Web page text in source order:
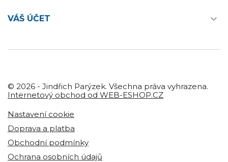
VÁŠ ÚČET 
© 2026 - Jindřich Parýzek. Všechna práva vyhrazena.
Internetový obchod od WEB-ESHOP.CZ
Nastavení cookie
Doprava a platba
Obchodní podmínky
Ochrana osobních údajů